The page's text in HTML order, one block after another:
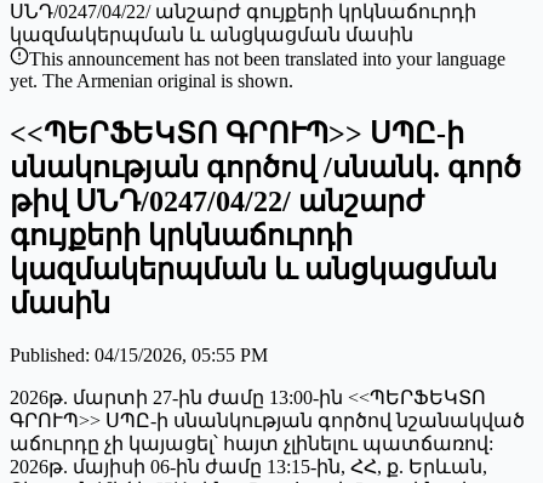
ՍՆԴ/0247/04/22/ անշարժ գույքերի կրկնաճուրդի
կազմակերպման և անցկացման մասին
This announcement has not been translated into your language
yet. The Armenian original is shown.
<<ՊԵՐՖԵԿՏՈ ԳՐՈՒՊ>> ՍՊԸ-ի
սնակության գործով /սնանկ. գործ
թիվ ՍՆԴ/0247/04/22/ անշարժ
գույքերի կրկնաճուրդի
կազմակերպման և անցկացման
մասին
Published: 04/15/2026, 05:55 PM
2026թ. մարտի 27-ին ժամը 13:00-ին <<ՊԵՐՖԵԿՏՈ
ԳՐՈՒՊ>> ՍՊԸ-ի սնանկության գործով նշանակված
աճուրդը չի կայացել՝ հայտ չլինելու պատճառով:
2026թ. մայիսի 06-ին ժամը 13:15-ին, ՀՀ, ք. Երևան,